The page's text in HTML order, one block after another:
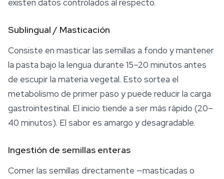
existen datos controlados al respecto.
Sublingual / Masticación
Consiste en masticar las semillas a fondo y mantener
la pasta bajo la lengua durante 15–20 minutos antes
de escupir la materia vegetal. Esto sortea el
metabolismo de primer paso y puede reducir la carga
gastrointestinal. El inicio tiende a ser más rápido (20–
40 minutos). El sabor es amargo y desagradable.
Ingestión de semillas enteras
Comer las semillas directamente —masticadas o